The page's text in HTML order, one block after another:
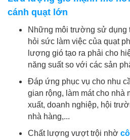
cánh quạt lớn
Những môi trường sử dụng
hỏi sức làm việc của quạt
lượng gió tạo ra phải cho
năng suất so với các sản
Đáp ứng phục vụ cho nhu
gian rộng, làm mát cho nhà
xuất, doanh nghiệp, hội
nhà hàng,...
Chất lượng vượt trội nhờ